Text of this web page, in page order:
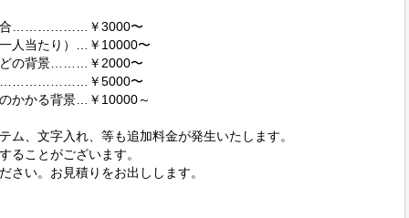
場合………………￥3000〜
人当たり）…￥10000〜
どの背景………￥2000〜
景…………………￥5000〜
かかる背景…￥10000～
、文字入れ、等も追加料金が発生いたします。
ことがございます。
い。お見積りをお出しします。